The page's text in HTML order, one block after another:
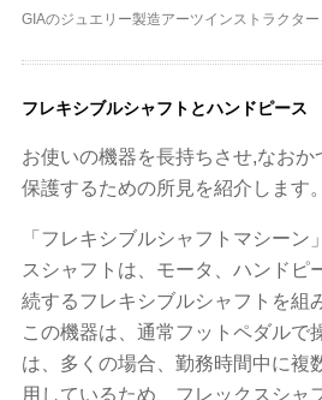
GIAのジュエリー製造アーツインストラクター
フレキシブルシャフトとハンドピース
お使いの機器を長持ちさせ,なおか
保護するための所見を紹介します。
「フレキシブルシャフトマシーン
スシャフトは、モータ、ハンドピ
続するフレキシブルシャフトを組
この機器は、通常フットペダルで
は、多くの場合、勤務時間中に複
用しているため、フレックスシャ